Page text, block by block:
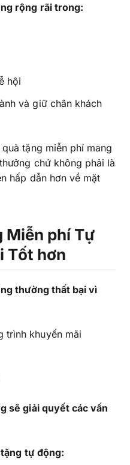
rộng rãi trong:
hội
và giữ chân khách
tặng miễn phí mang
chứ không phải là
hấp dẫn hơn về mặt
Miễn phí Tự
Tốt hơn
thường thất bại vì
trình khuyến mãi
sẽ giải quyết các vấn
tự động: